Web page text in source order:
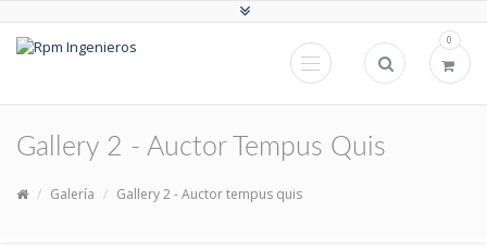
0
Gallery 2 - Auctor Tempus Quis
Galería Gallery 2 - Auctor tempus quis